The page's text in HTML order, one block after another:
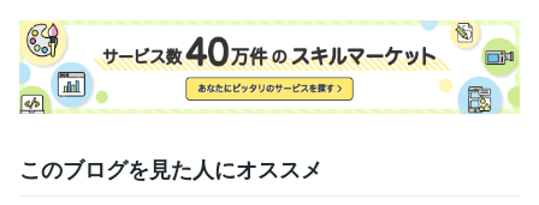
このブログを見た人にオススメ